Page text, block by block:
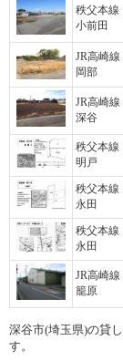
秩父本線
小前田
JR高崎線
岡部
JR高崎線
深谷
秩父本線
明戸
秩父本線
永田
秩父本線
永田
JR高崎線
籠原
深谷市(埼玉県)の貸
す。